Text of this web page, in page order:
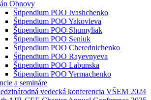
Obnovy
Štipendium POO Ivashchenko
Štipendium POO Yakovleva
Štipendium POO Shumyliak
Štipendium POO Seniuk
Štipendium POO Cherednichenko
Štipendium POO Rayevnyeva
Štipendium POO Labunska
Štipendium POO Yermachenko
a semináre
vedecká konferencia VŠEM 2024